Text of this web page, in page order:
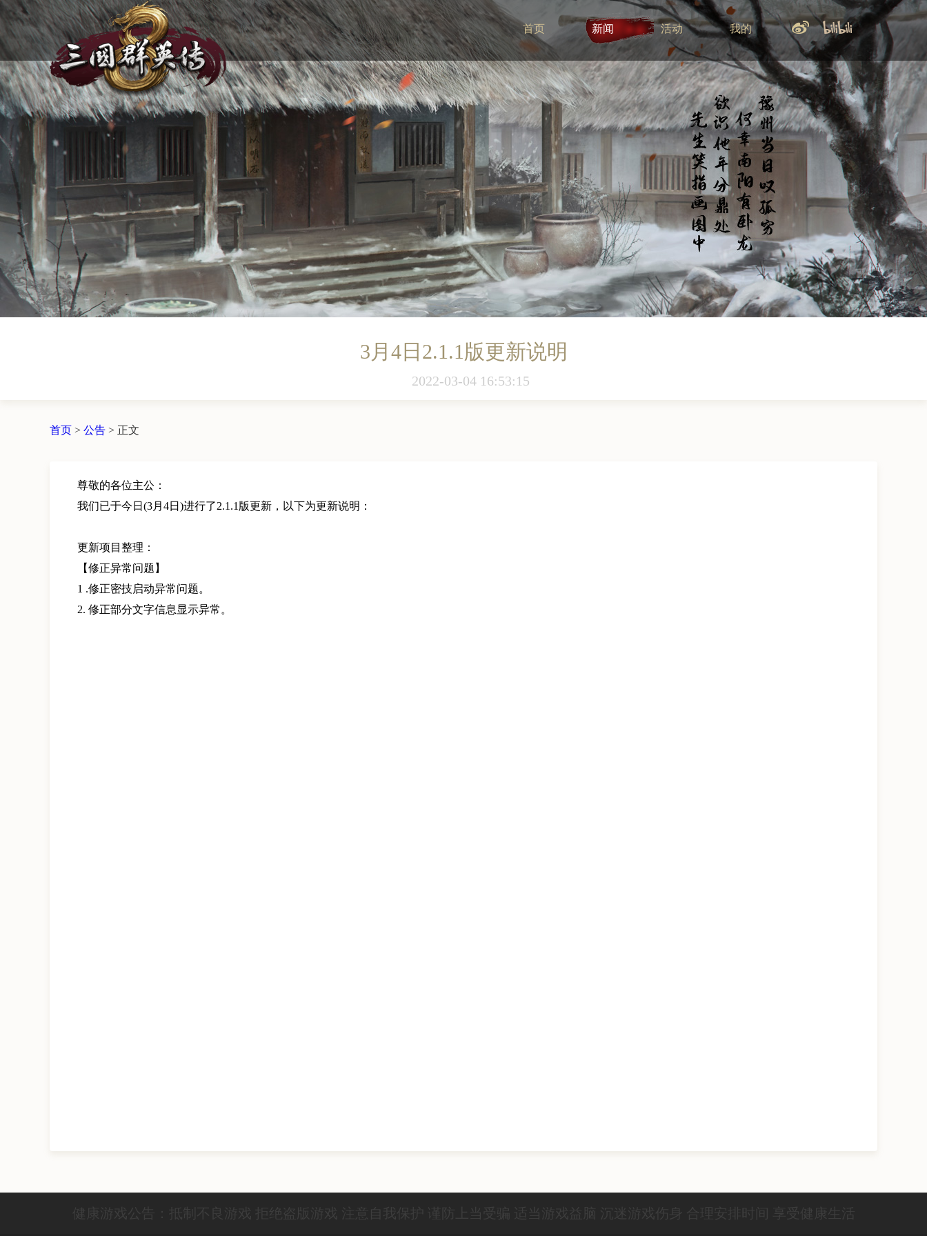
首页 新闻 活动 我的
3月4日2.1.1版更新说明
2022-03-04 16:53:15
首页 > 公告 > 正文
尊敬的各位主公：
我们已于今日(3月4日)进行了2.1.1版更新，以下为更新说明：
更新项目整理：
【修正异常问题】
1 .修正密技启动异常问题。
2. 修正部分文字信息显示异常。
健康游戏公告：抵制不良游戏 拒绝盗版游戏 注意自我保护 谨防上当受骗 适当游戏益脑 沉迷游戏伤身 合理安排时间 享受健康生活